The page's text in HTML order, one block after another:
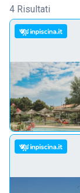
4 Risultati